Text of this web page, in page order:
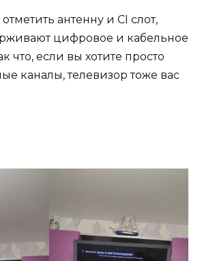
антенну и CI слот,
цифровое и кабельное
что, если вы хотите просто
каналы, телевизор тоже вас